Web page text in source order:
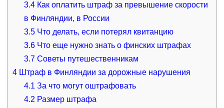
3.4 Как оплатить штраф за превышение скорости
в Финляндии, в России
3.5 Что делать, если потерял квитанцию
3.6 Что еще нужно знать о финских штрафах
3.7 Советы путешественникам
4Штраф в Финляндии за дорожные нарушения
4.1 За что могут оштрафовать
4.2 Размер штрафа